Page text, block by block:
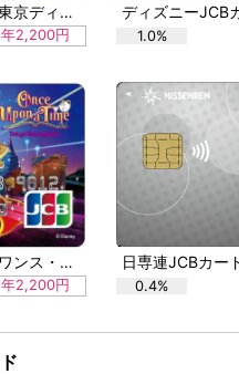
ディズニーJCBカード「東京ディズニーリゾート（R）35周年記念カード」
年2,200円 1.0%
ディズニーJCBカード「ワンス・アポン・ア・タイム記念カード」
年2,200円 0.4%